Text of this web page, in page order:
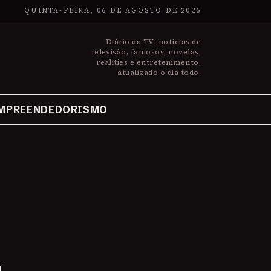
QUINTA-FEIRA, 06 DE AGOSTO DE 2026
Diário da TV: notícias de
televisão, famosos, novelas,
realities e entretenimento,
atualizado o dia todo.